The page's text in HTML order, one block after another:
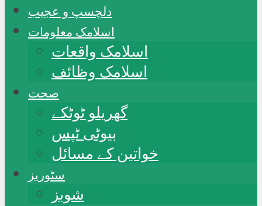
دلچسپ و عجیب
اسلامک معلومات
اسلامک واقعات
اسلامک وظائف
صحت
گھریلو ٹوٹکے
بیوٹی ٹپس
خواتین کے مسائل
سٹوریز
شوبز